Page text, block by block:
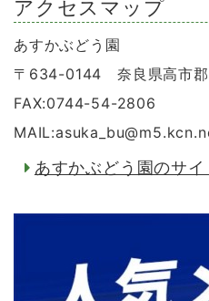
アクセスマップ
あすかぶどう園
〒634-0144 奈良県高市郡
FAX:0744-54-2806
MAIL:asuka_bu@
あすかぶどう園のサイ